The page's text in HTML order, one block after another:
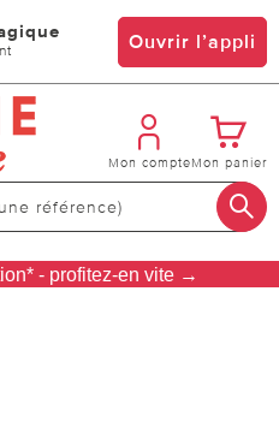
Ouvrir l’appli
Mon compteMon panier
- profitez-en vite →